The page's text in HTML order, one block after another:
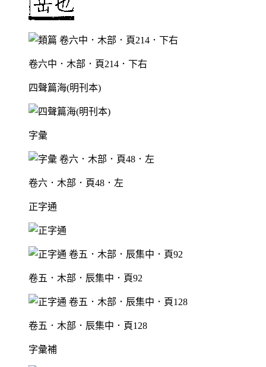
卷六中．木部．頁214．下右
四聲篇海(明刊本)
字彙
卷六．木部．頁48．左
正字通
卷五．木部．辰集中．頁92
卷五．木部．辰集中．頁128
字彙補